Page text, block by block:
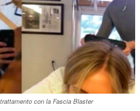
con la Fascia Blaster